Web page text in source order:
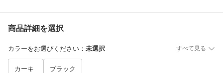
商品詳細を選択
カラーをお選びください ： 未選択 すべて見る
カーキ
ブラック